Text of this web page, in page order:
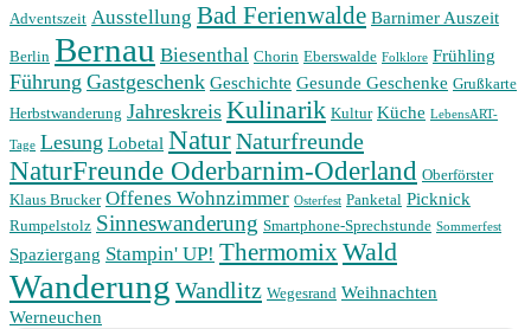
Adventszeit Ausstellung Bad Ferienwalde Barnimer Auszeit
Berlin Bernau Biesenthal Chorin Eberswalde Folklore Frühling
Führung Gastgeschenk Geschichte Gesunde Geschenke Grußkarte
Herbstwanderung Jahreskreis Kulinarik Kultur Küche LebensART-
Tage Lesung Lobetal NaturNaturfreunde
NaturFreunde Oderbarnim-Oderland Oberförster
Klaus Brucker Offenes Wohnzimmer Osterfest Panketal Picknick
Rumpelstolz Sinneswanderung Smartphone-Sprechstunde Sommerfest
Spaziergang Stampin' UP! ThermomixWald
Wanderung Wandlitz Wegesrand Weihnachten
Werneuchen